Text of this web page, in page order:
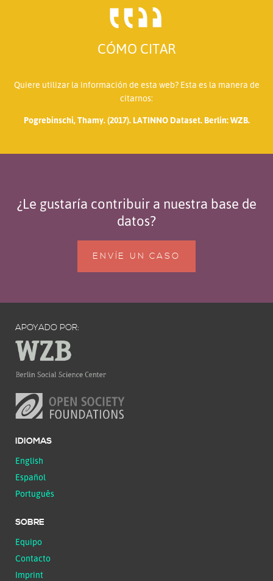
CÓMO CITAR
Quiere utilizar la información de esta web? Esta es la manera de
citarnos:
Pogrebinschi, Thamy. (2017). LATINNO Dataset. Berlin: WZB.
¿Le gustaría contribuir a nuestra base de
datos?
ENVÍE UN CASO
APOYADO POR:
IDIOMAS
English
Español
Português
SOBRE
Equipo
Contacto
Imprint